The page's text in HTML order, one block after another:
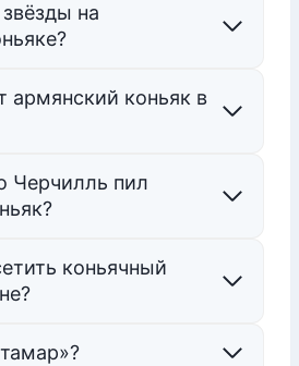
на
армянский коньяк в
Черчилль пил
коньячный